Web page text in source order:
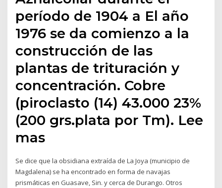
período de 1904 a El año
1976 se da comienzo a la
construcción de las
plantas de trituración y
concentración. Cobre
(piroclasto (14) 43.000 23%
(200 grs.plata por Tm). Lee
mas
Se dice que la obsidiana extraída de La Joya (municipio de
Magdalena) se ha encontrado en forma de navajas
prismáticas en Guasave, Sin. y cerca de Durango. Otros